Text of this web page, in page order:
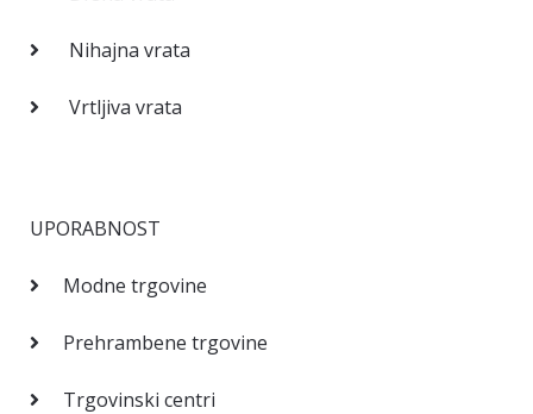
Nihajna vrata
Vrtljiva vrata
UPORABNOST
Modne trgovine
Prehrambene trgovine
Trgovinski centri